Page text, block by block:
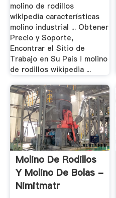
molino de rodillos
wikipedia características
molino industrial ... Obtener
Precio y Soporte,
Encontrar el Sitio de
Trabajo en Su País ! molino
de rodillos wikipedia ...
Molino De Rodillos
Y Molino De Bolas -
Nimitmatr